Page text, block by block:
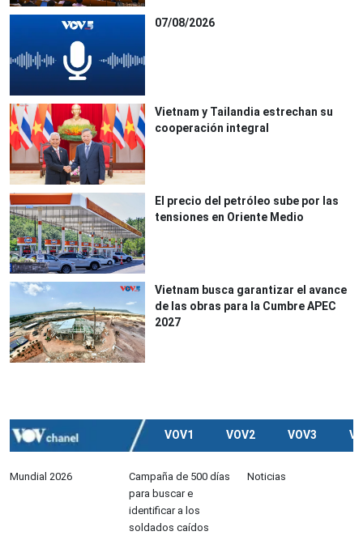
07/08/2026
Vietnam y Tailandia estrechan su
cooperación integral
El precio del petróleo sube por las
tensiones en Oriente Medio
Vietnam busca garantizar el avance
de las obras para la Cumbre APEC
2027
VOV1 VOV2 VOV3
Mundial 2026
Campaña de 500 días
para buscar e
identificar a los
soldados caídos
Noticias